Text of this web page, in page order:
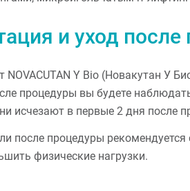
и уход
NOVACUTAN Y Bio (Новакутан У
процедуры вы будете
исчезают в первые 2 дня после
после процедуры
физические нагрузки.